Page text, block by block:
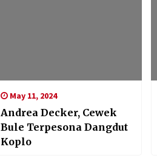
May 11, 2024
Andrea Decker, Cewek
Bule Terpesona Dangdut
Koplo